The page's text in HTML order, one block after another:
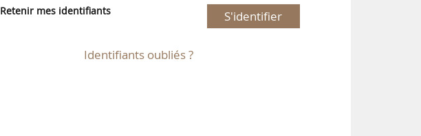
Retenir mes identifiants S'identifier
Identifiants oubliés ?